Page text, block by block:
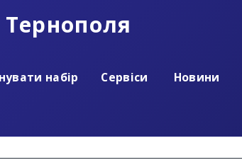
набір Сервіси Новини